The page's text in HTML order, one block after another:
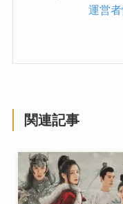
運営
関連記事